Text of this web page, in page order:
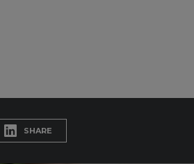
SHARE